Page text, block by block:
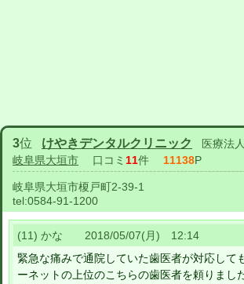
3位 けやきデンタルクリニック
医療法
岐阜県大垣市 口コミ 11件 11138P
岐阜県大垣市榎戸町2-39-1
tel:0584-91-1200
(11) かな 2018/05/07(月) 12:14
緊急な痛みで通院していた歯医者が対応して
ーネットの上位のこちらの歯医者を頼りまし